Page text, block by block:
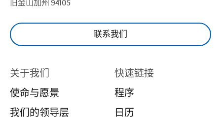
旧金山加州 94105
联系我们
关于我们
使命与愿景
我们的领导层
快速链接
程序
日历